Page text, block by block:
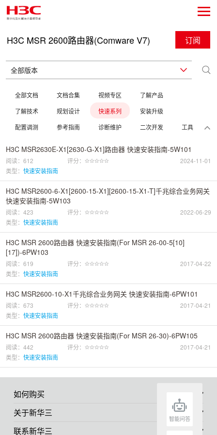
H3C MSR 2600路由器(Comware V7) 订阅
全部文档 文档合集 视频专区
了解产品
了解技术
规划设计 快速系列
安装升级
配置调测
参考指南 诊断维护 二次开发 工具
H3C MSR2630E-X1[2630-G-X1]路由器 快速安装指南-5W101
阅读：612 评分：
2024-11-01
类型： 快速安装指南
H3C MSR2600-6-X1[2600-15-X1][2600-15-X1-T]千兆综合业务网关
快速安装指南-5W103
阅读：423 评分：
2022-06-29
类型： 快速安装指南
H3C MSR 2600路由器 快速安装指南(For MSR 26-00-5[10]
[17])-6PW103
阅读：619 评分：
2017-04-22
类型： 快速安装指南
H3C MSR2600-10-X1千兆综合业务网关 快速安装指南-6PW101
阅读：673 评分：
2017-04-21
类型： 快速安装指南
H3C MSR 2600路由器 快速安装指南(For MSR 26-30)-6PW105
阅读：442 评分：
2017-04-21
类型： 快速安装指南
如何购买
关于新华三
联系新华三
智能问答